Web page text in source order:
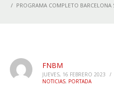
PROGRAMA COMPLETO BARCELONA
FNBM
JUEVES, 16 FEBRERO 2023 /
NOTICIAS, PORTADA